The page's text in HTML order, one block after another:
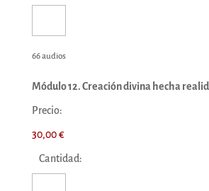
66 audios
Módulo 12. Creación divina hecha
Precio:
30,00 €
Cantidad: